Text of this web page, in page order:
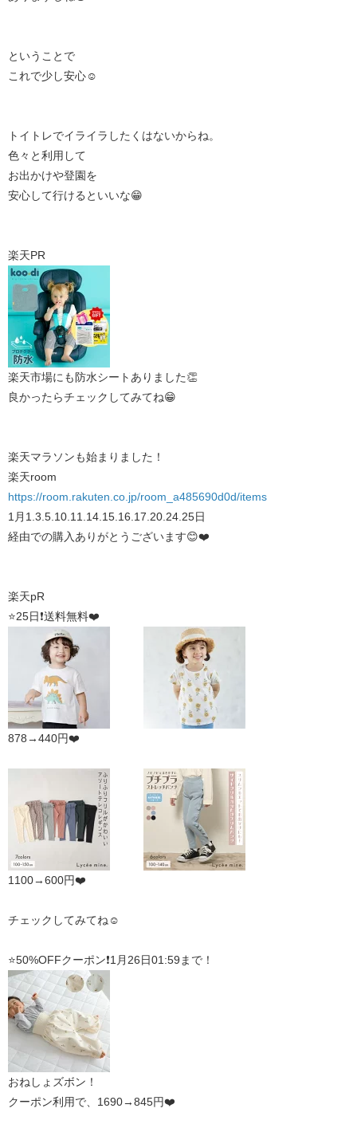
ということで
これで少し安心☺️
トイトレでイライラしたくはないからね。
色々と利用して
お出かけや登園を
安心して行けるといいな😁
楽天PR
楽天市場にも防水シートありました👏
良かったらチェックしてみてね😁
楽天マラソンも始まりました！
楽天room
https://room.rakuten.co.jp/room_a485690d0d/items
1月1.3.5.10.11.14.15.16.17.20.24.25日
経由での購入ありがとうございます😊❤️
楽天pR
⭐️25日❗️送料無料❤️
878→440円❤️
1100→600円❤️
チェックしてみてね☺️
⭐️50%OFFクーポン❗️1月26日01:59まで！
おねしょズボン！
クーポン利用で、1690→845円❤️